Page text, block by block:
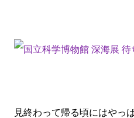
見終わって帰る頃にはやっ